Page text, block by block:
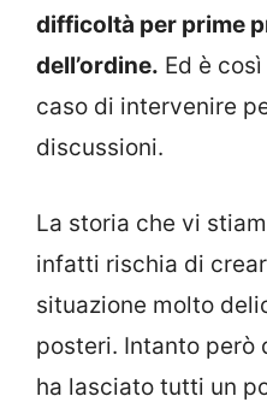
difficoltà per prime
dell’ordine. Ed è
caso di intervenire
discussioni.
La storia che vi
infatti rischia di
situazione molto
posteri. Intanto però
ha lasciato tutti un